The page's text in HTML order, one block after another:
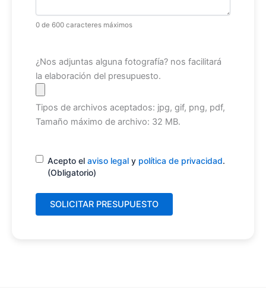
0 de 600 caracteres máximos
Archivo
¿Nos adjuntas alguna fotografía? nos facilitará
la elaboración del presupuesto.
Tipos de archivos aceptados: jpg, gif, png, pdf,
Tamaño máximo de archivo: 32 MB.
Consentimiento(Obligatorio)
Acepto el aviso legal y política de privacidad.
(Obligatorio)